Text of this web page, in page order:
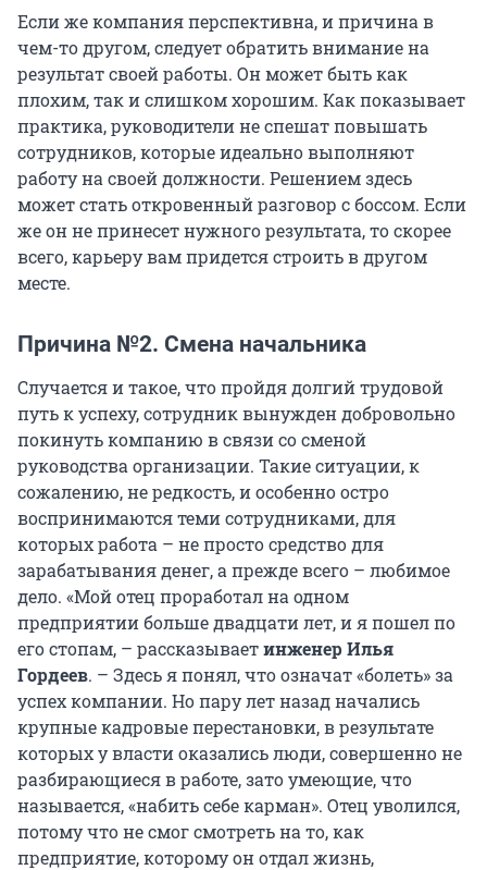
Если же компания перспективна, и причина в
чем-то другом, следует обратить внимание на
результат своей работы. Он может быть как
плохим, так и слишком хорошим. Как показывает
практика, руководители не спешат повышать
сотрудников, которые идеально выполняют
работу на своей должности. Решением здесь
может стать откровенный разговор с боссом. Если
же он не принесет нужного результата, то скорее
всего, карьеру вам придется строить в другом
месте.
Причина №2. Смена начальника
Случается и такое, что пройдя долгий трудовой
путь к успеху, сотрудник вынужден добровольно
покинуть компанию в связи со сменой
руководства организации. Такие ситуации, к
сожалению, не редкость, и особенно остро
воспринимаются теми сотрудниками, для
которых работа – не просто средство для
зарабатывания денег, а прежде всего – любимое
дело. «Мой отец проработал на одном
предприятии больше двадцати лет, и я пошел по
его стопам, – рассказываетинженер Илья
Гордеев. – Здесь я понял, что означат «болеть» за
успех компании. Но пару лет назад начались
крупные кадровые перестановки, в результате
которых у власти оказались люди, совершенно не
разбирающиеся в работе, зато умеющие, что
называется, «набить себе карман». Отец уволился,
потому что не смог смотреть на то, как
предприятие, которому он отдал жизнь,